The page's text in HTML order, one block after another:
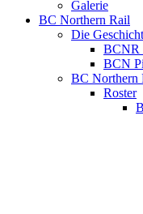
Galerie
BC Northern Rail
Die
BCNR
BCN
BC Northern
Roster